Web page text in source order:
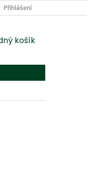
PLNĚNÍ
Přihlášení
košík